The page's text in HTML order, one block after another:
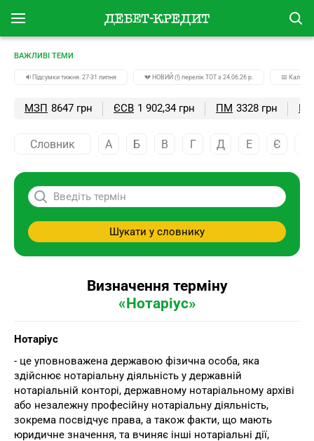
ВАЖЛИВІ ТЕМИ
🔉Підсумки тижня. 27-31 липня 💔 НОВИЙ (!) перелік ТОТ з 24.06.26 р. 📅
МЗП 8647 грн ЄСВ 1 902,34 грн ПМ 3328 грн
Словник А Б В Г Д Е Є
Шукати у словнику
Визначення терміну
«Нотаріус»
Нотаріус
- це уповноважена державою фізична особа, яка
здійснює нотаріальну діяльність у державній
нотаріальній конторі, державному нотаріальному архіві
або незалежну професійну нотаріальну діяльність,
зокрема посвідчує права, а також факти, що мають
юридичне значення, та вчиняє інші нотаріальні дії,